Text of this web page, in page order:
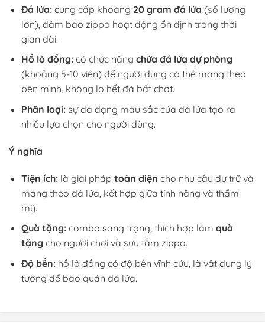
Đá lửa:cung cấp khoảng 20 gram đá lửa (số lượng
lớn), đảm bảo zippo hoạt động ổn định trong thời
gian dài.
Hồ lô đồng:có chức năng chứa đá lửa dự phòng
(khoảng 5-10 viên) để người dùng có thể mang theo
bên mình, không lo hết đá bất chợt.
Phân loại:sự đa dạng màu sắc của đá lửa tạo ra
nhiều lựa chọn cho người dùng.
Ý nghĩa
Tiện ích:là giải pháp toàn diện cho nhu cầu dự trữ và
mang theo đá lửa, kết hợp giữa tính năng và thẩm
mỹ.
Quà tặng:combo sang trọng, thích hợp làm quà
tặng cho người chơi và sưu tầm zippo.
Độ bền:hồ lô đồng có độ bền vĩnh cửu, là vật dụng lý
tưởng để bảo quản đá lửa.